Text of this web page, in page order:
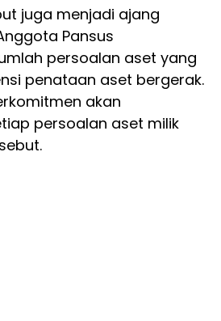
juga menjadi ajang
Pansus
persoalan aset yang
penataan aset bergerak.
akan
persoalan aset milik